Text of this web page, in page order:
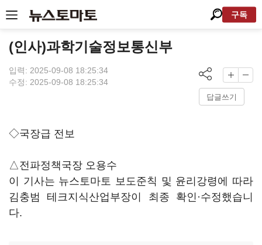
구독
(인사)과학기술정보통신부
입력: 2025-09-08 18:25:34
수정: 2025-09-08 18:25:34
답글쓰기
◇국장급 전보
△전파정책국장 오용수
이 기사는 뉴스토마토 보도준칙 및 윤리강령에 따라
김충범 테크지식산업부장이 최종 확인·수정했습니
다.